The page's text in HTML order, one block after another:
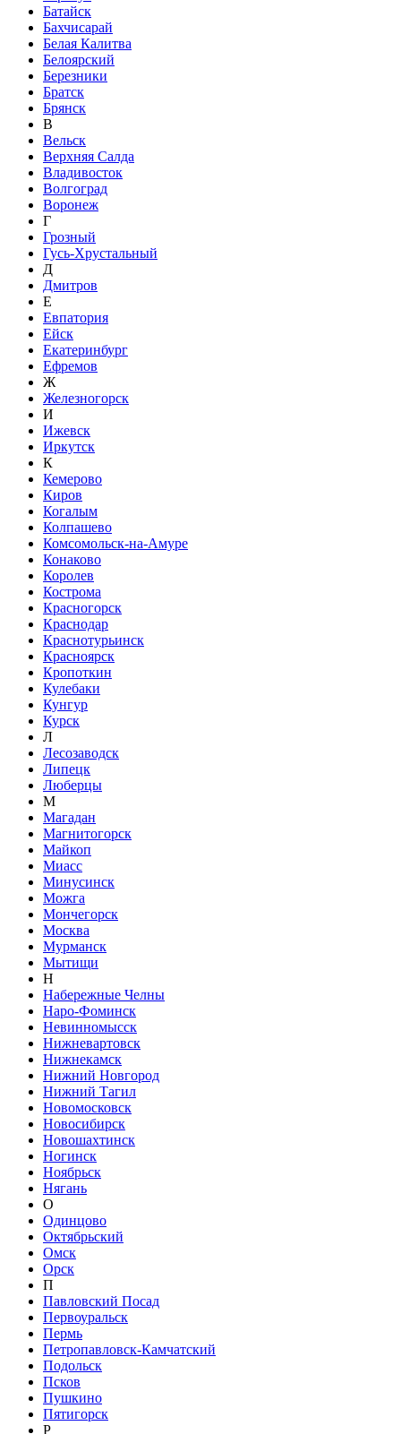
Батайск
Бахчисарай
Белая Калитва
Белоярский
Березники
Братск
Брянск
В
Вельск
Верхняя Салда
Владивосток
Волгоград
Воронеж
Г
Грозный
Гусь-Хрустальный
Д
Дмитров
Е
Евпатория
Ейск
Екатеринбург
Ефремов
Ж
Железногорск
И
Ижевск
Иркутск
К
Кемерово
Киров
Когалым
Колпашево
Комсомольск-на-Амуре
Конаково
Королев
Кострома
Красногорск
Краснодар
Краснотурьинск
Красноярск
Кропоткин
Кулебаки
Кунгур
Курск
Л
Лесозаводск
Липецк
Люберцы
М
Магадан
Магнитогорск
Майкоп
Миасс
Минусинск
Можга
Мончегорск
Москва
Мурманск
Мытищи
Н
Набережные Челны
Наро-Фоминск
Невинномысск
Нижневартовск
Нижнекамск
Нижний Новгород
Нижний Тагил
Новомосковск
Новосибирск
Новошахтинск
Ногинск
Ноябрьск
Нягань
О
Одинцово
Октябрьский
Омск
Орск
П
Павловский Посад
Первоуральск
Пермь
Петропавловск-Камчатский
Подольск
Псков
Пушкино
Пятигорск
Р